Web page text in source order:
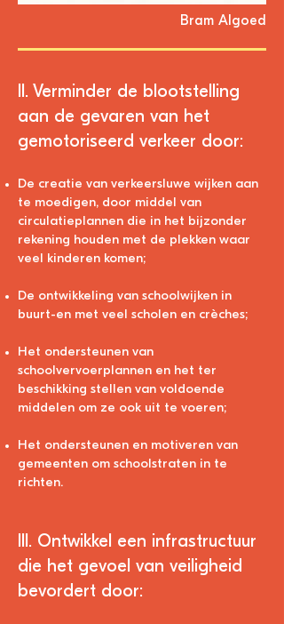
Bram Algoed
II. Verminder de blootstelling
aan de gevaren van het
gemotoriseerd verkeer door:
De creatie van verkeersluwe wijken aan
te moedigen, door middel van
circulatieplannen die in het bijzonder
rekening houden met de plekken waar
veel kinderen komen;
De ontwikkeling van schoolwijken in
buurt-en met veel scholen en crèches;
Het ondersteunen van
schoolvervoerplannen en het ter
beschikking stellen van voldoende
middelen om ze ook uit te voeren;
Het ondersteunen en motiveren van
gemeenten om schoolstraten in te
richten.
III. Ontwikkel een infrastructuur
die het gevoel van veiligheid
bevordert door: